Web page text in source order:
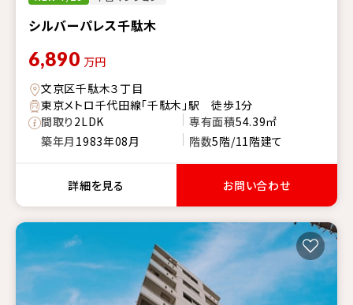
シルバーパレス千駄木
6,890 万円
文京区千駄木３丁目
東京メトロ千代田線「千駄木」駅 徒歩1分
間取り2LDK 専有面積54.39㎡
築年月 1983年08月 階数5階/11階建て
詳細を見る お問い合わせ